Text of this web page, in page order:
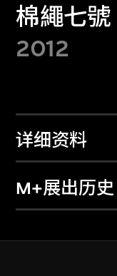
棉繩七號
2012
详细资料
M+展出历史